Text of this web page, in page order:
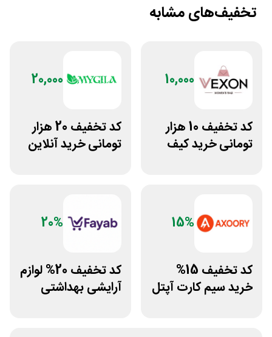
تخفیف‌های مشابه
10,000
کد تخفیف 10 هزار
تومانی خرید کیف
20,000
کد تخفیف 20 هزار
تومانی خرید آنلاین
15%
کد تخفیف 15%
خرید سیم کارت آپتل
20%
کد تخفیف 20% لوازم
آرایشی بهداشتی